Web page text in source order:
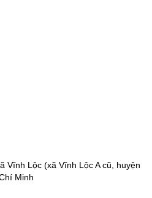
Vĩnh Lộc (xã Vĩnh Lộc A cũ, huyện
Minh